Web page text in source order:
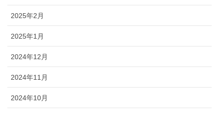
2025年2月
2025年1月
2024年12月
2024年11月
2024年10月